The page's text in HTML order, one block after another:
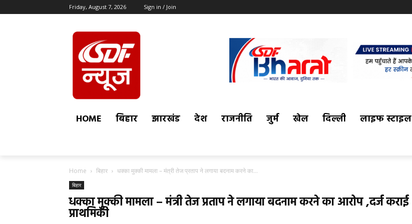
Friday, August 7, 2026 Sign in / Join
HOME बिहार झारखंड देश राजनीति जुर्म खेल दिल्ली लाइफ स्टाइल
Home बिहार धक्का मुक्की मामला – मंत्री तेज प्रताप ने लगाया बदनाम करने का...
बिहार
धक्का मुक्की मामला – मंत्री तेज प्रताप ने लगाया बदनाम करने का आरोप ,दर्ज कराई
प्राथमिकी